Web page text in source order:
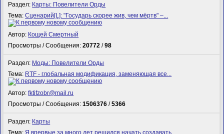
Раздел: Карты: Повелители Орды
Тема:Сценарий[L]: "Государь скорее жив, чем мёртв" –...
Автор: Кощей Смертный
Просмотры / Сообщения:20772 /98
Раздел: Моды: Повелители Орды
Тема: RTF - глобальная модификация, заменяющая все...
Автор:fktifzobr@mail.ru
Просмотры / Сообщения:1506376 /5366
Раздел: Карты
Тема:Я впервые за много лет решился начать создавать...